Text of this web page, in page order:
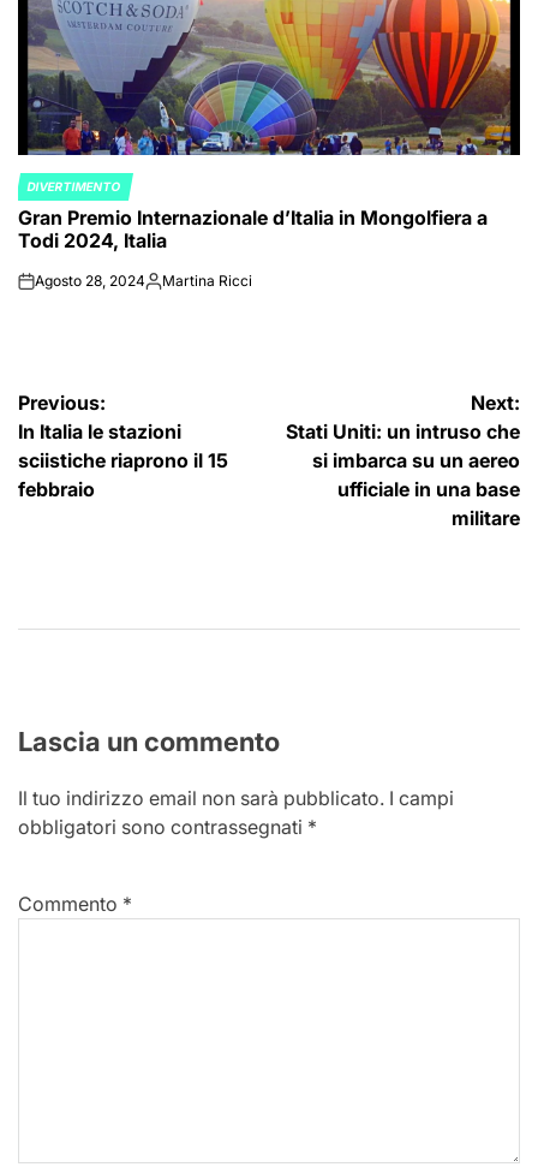
POSTED
IN
DIVERTIMENTO
Gran Premio Internazionale d’Italia in Mongolfiera a
Todi 2024, Italia
onAgosto 28, 2024PostedMartina Ricci
Navigazione
articoli
Previous:
In Italia le stazioni
sciistiche riaprono il 15
febbraio
Next:
Stati Uniti: un intruso che
si imbarca su un aereo
ufficiale in una base
militare
Lascia un commento
Il tuo indirizzo email non sarà pubblicato. I campi
obbligatori sono contrassegnati *
Commento *